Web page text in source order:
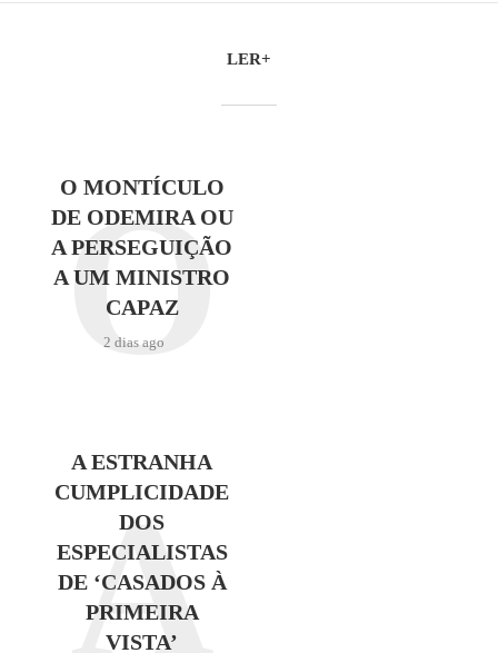
LER+
O MONTÍCULO
DE ODEMIRA OU
A PERSEGUIÇÃO
A UM MINISTRO
CAPAZ
2 dias ago
O
A ESTRANHA
CUMPLICIDADE
DOS
ESPECIALISTAS
DE ‘CASADOS À
PRIMEIRA
VISTA’
A